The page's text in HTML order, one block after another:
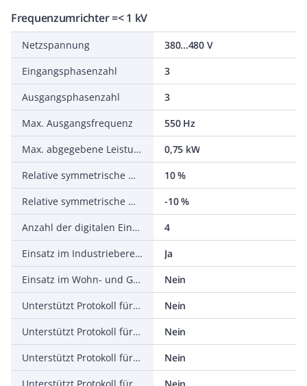
Frequenzumrichter =< 1 kV
Netzspannung
380...480 V
Eingangsphasenzahl
3
Ausgangsphasenzahl
3
Max. Ausgangsfrequenz
550 Hz
Max. abgegebene Leistung bei linearer Belastung bei Bemessungsausgangsspannung
0,75 kW
Relative symmetrische Netzfrequenztoleranz
10 %
Relative symmetrische Netzspannungstoleranz
-10 %
Anzahl der digitalen Eingänge
4
Einsatz im Industriebereich zulässig
Ja
Einsatz im Wohn- und Gewerbebereich zulässig
Nein
Unterstützt Protokoll für TCP/IP
Nein
Unterstützt Protokoll für PROFIBUS
Nein
Unterstützt Protokoll für CAN
Nein